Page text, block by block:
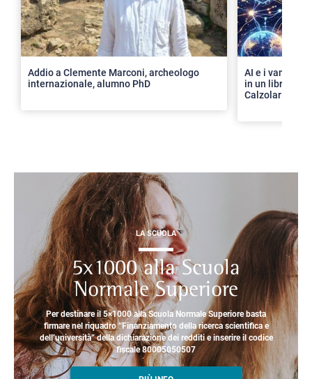
Addio a Clemente Marconi, archeologo
internazionale, alumno PhD
AI e i vantaggi
in un libro con
Calzolari
>
LA SCUOLA
5x1000 alla Scuola
Normale Superiore
Per destinare il 5×1000 alla Scuola Normale Superiore basta
firmare nel riquadro “Finanziamento della ricerca scientifica e
dell’università” della dichiarazione dei redditi e inserire il codice
fiscale 80005050507